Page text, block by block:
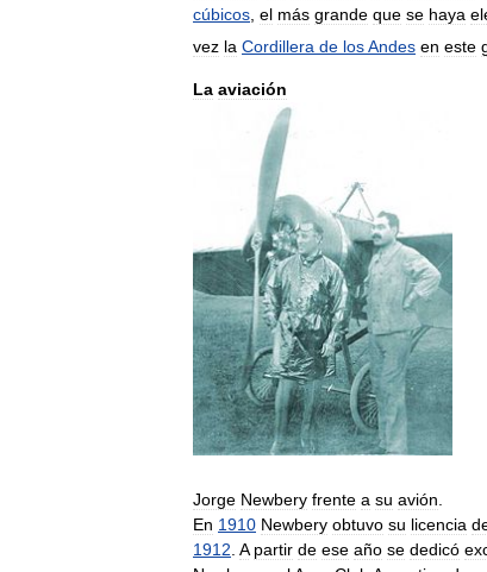
cúbicos el más grande que se haya
vez la Cordillera de losAndes en este
La aviación
Jorge Newbery frente a su avión.
En 1910 Newbery obtuvo su licencia
1912. A partir de ese año se dedicó